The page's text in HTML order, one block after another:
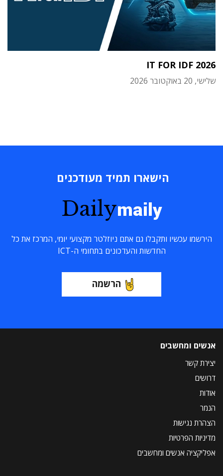
IT FOR IDF 2026
שלישי, 20 באוקטובר 2026
הישארו תמיד מעודכנים
Dailymaily
הירשמו עכשיו ותקבלו גם אתם ניוזלטר מקצועי יומי, המרכז את כל
החדשות והעדכונים בתחומי ה-ICT
הרשמה
אנשים ומחשבים
יצירת קשר
דרושים
אודות
הנמר
הצהרת נגישות
מדיניות הפרטיות
אפליקציה אנשים ומחשבים